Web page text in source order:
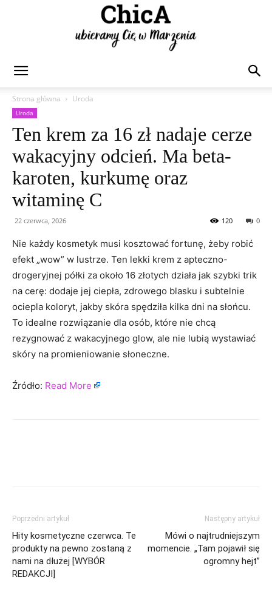
Strona główna
Uroda
Uroda
Ten krem za 16 zł nadaje cerze
wakacyjny odcień. Ma beta-
karoten, kurkumę oraz
witaminę C
22 czerwca, 2026 0
120
Nie każdy kosmetyk musi kosztować fortunę, żeby robić
efekt „wow” w lustrze. Ten lekki krem z apteczno-
drogeryjnej półki za około 16 złotych działa jak szybki trik
na cerę: dodaje jej ciepła, zdrowego blasku i subtelnie
ociepla koloryt, jakby skóra spędziła kilka dni na słońcu.
To idealne rozwiązanie dla osób, które nie chcą
rezygnować z wakacyjnego glow, ale nie lubią wystawiać
skóry na promieniowanie słoneczne.
Źródło: Read More
Poprzedni artykuł
Hity kosmetyczne czerwca. Te
produkty na pewno zostaną z
nami na dłużej [WYBÓR
REDAKCJI]
Następny artykuł
Mówi o najtrudniejszym
momencie. „Tam pojawił się
ogromny hejt”